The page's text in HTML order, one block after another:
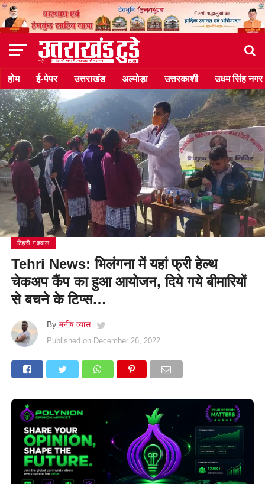
होम ई-पेपर उत्तराखंड अल्मोड़ा उत्तरकाशी उधम सिंह नगर
टिहरी गढ़वाल
Tehri News: भिलंगना में यहां फ्री हेल्थ
चेकअप कैंप का हुआ आयोजन, दिये गये बीमारियों
से बचने के टिप्स…
By मनीष व्यास
Published on December 26, 2022